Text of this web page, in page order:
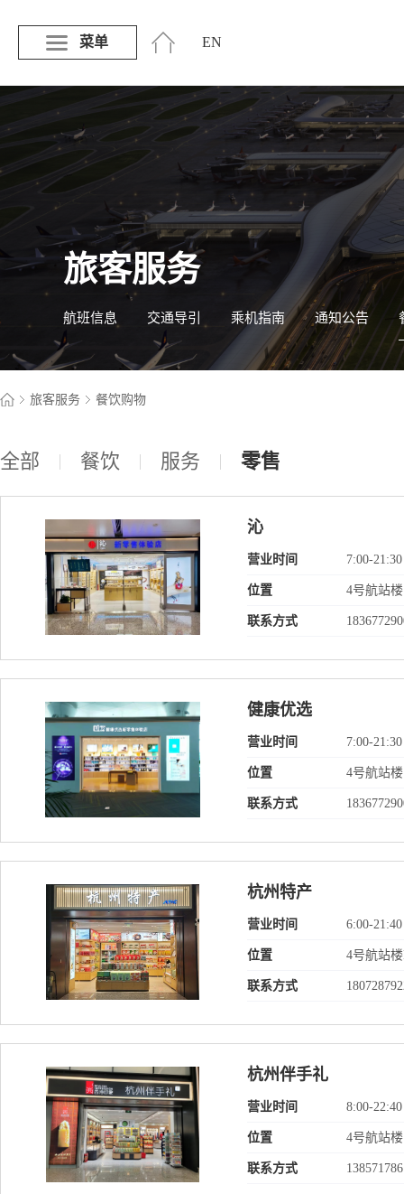
菜单 EN
旅客服务
航班信息 交通导引 乘机指南 通知公告
旅客服务 餐饮购物
全部 餐饮 服务 零售
沁
营业时间 7:00-21:30
位置 4号航站
联系方式
健康优选
营业时间 7:00-21:30
位置 4号航站
联系方式
杭州特产
营业时间 6:00-21:40
位置 4号航站
联系方式
杭州伴手礼
营业时间 8:00-22:40
位置 4号航站
联系方式